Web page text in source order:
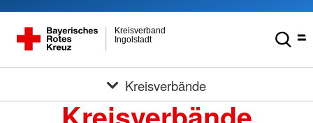
Ingolstadt
Kreisverband
Kreisverbände